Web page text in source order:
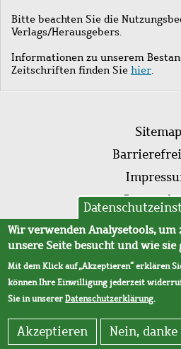
Bitte beachten Sie die
Verlags/Herausgebers.
Informationen zu unserem
Zeitschriften finden Sie hier.
Sitemap
AVB
Wir verwenden Analysetools, um
unsere Seite besucht und wie
Mit dem Klick auf „Akzeptieren“ erklären
können Ihre Einwilligung jederzeit
Sie in unsererDatenschutzerklärung.
Akzeptieren Nein, danke